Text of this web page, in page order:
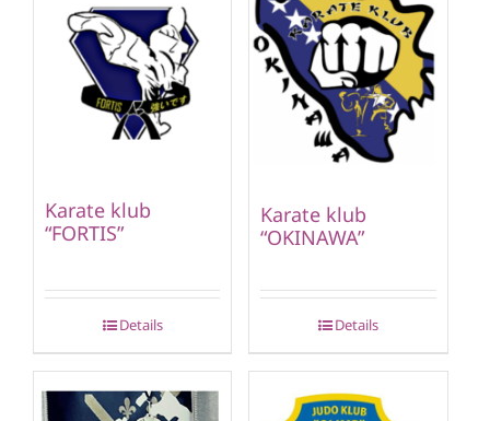
Karate klub
“FORTIS”
Details
Karate klub
“OKINAWA”
Details